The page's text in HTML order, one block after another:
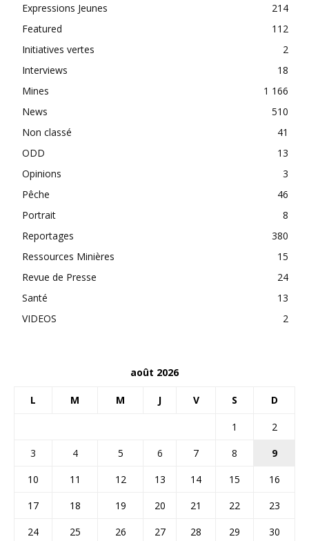
Expressions Jeunes
214
Featured
112
Initiatives vertes
2
Interviews
18
Mines
1 166
News
510
Non classé
41
ODD
13
Opinions
3
Pêche
46
Portrait
8
Reportages
380
Ressources Minières
15
Revue de Presse
24
Santé
13
VIDEOS
2
août 2026
L M M J V S D
1
2
3
4 5 6 7 8
9
10
11 12 13 14 15
16
17
18 19 20 21 22
23
24
25 26 27 28 29
30